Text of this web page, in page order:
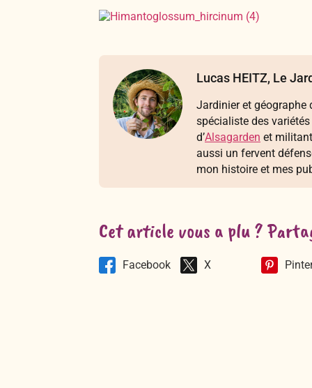
Lucas HEITZ, Le
Jardinier et géographe
spécialiste des
d’Alsagarden et
aussi un fervent
mon histoire et mes
Cet article vous a plu ?
Facebook X